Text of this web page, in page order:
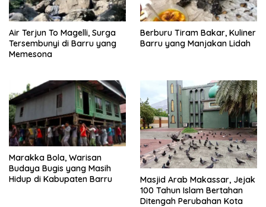
Air Terjun To Magelli, Surga
Tersembunyi di Barru yang
Memesona
Berburu Tiram Bakar, Kuliner
Barru yang Manjakan Lidah
Marakka Bola, Warisan
Budaya Bugis yang Masih
Hidup di Kabupaten Barru
Masjid Arab Makassar, Jejak
100 Tahun Islam Bertahan
Ditengah Perubahan Kota